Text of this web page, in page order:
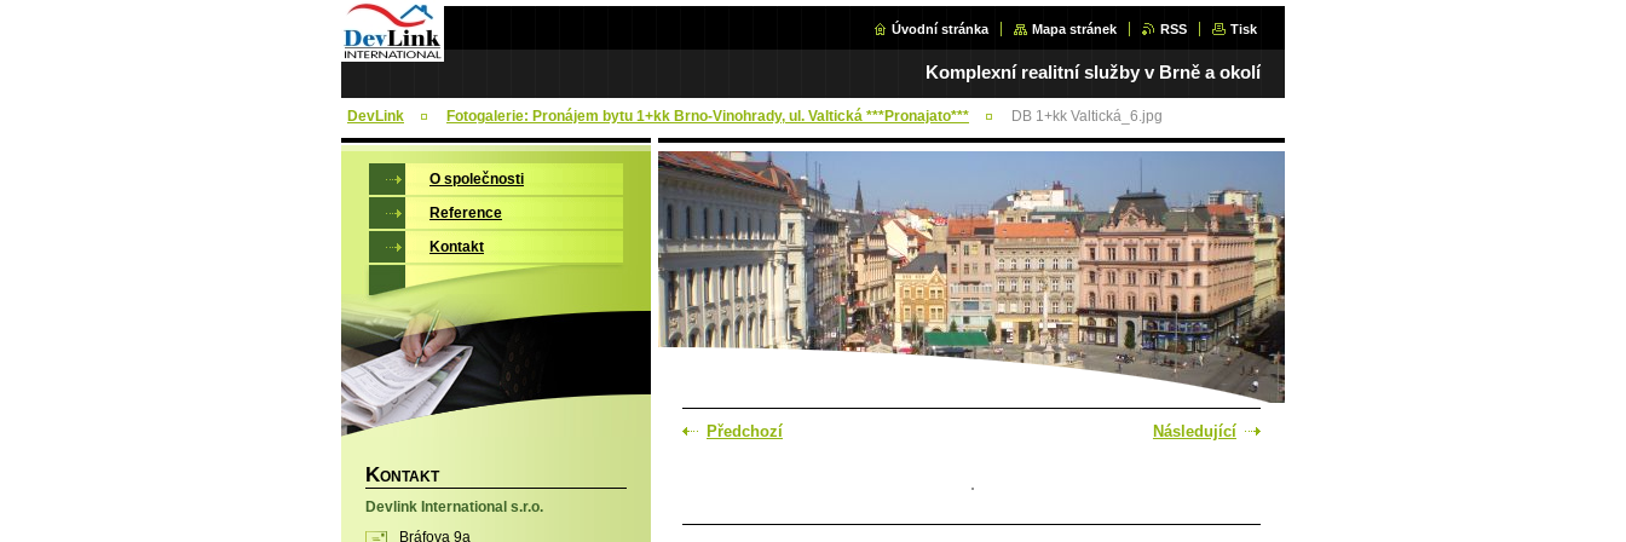
Úvodní stránka Mapa stránek RSS Tisk
Komplexní realitní služby v Brně a okolí
DevLink Fotogalerie: Pronájem bytu 1+kk Brno-Vinohrady, ul. Valtická ***Pronajato*** DB 1+kk Valtická_6.jpg
Předchozí Následující
O společnosti
Reference
Kontakt
KONTAKT
Devlink International s.r.o.
Bráfova 9a